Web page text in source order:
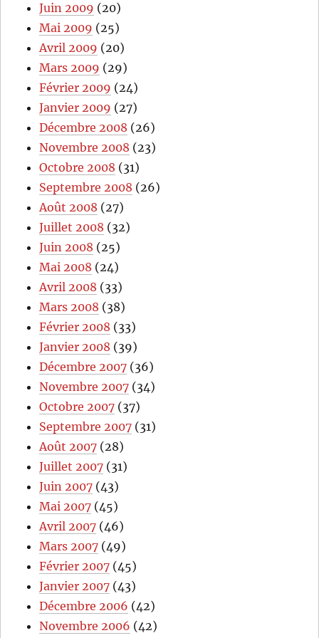
Juin 2009 (20)
Mai 2009 (25)
Avril 2009 (20)
Mars 2009 (29)
Février 2009 (24)
Janvier 2009 (27)
Décembre 2008 (26)
Novembre 2008 (23)
Octobre 2008 (31)
Septembre 2008 (26)
Août 2008 (27)
Juillet 2008 (32)
Juin 2008 (25)
Mai 2008 (24)
Avril 2008 (33)
Mars 2008 (38)
Février 2008 (33)
Janvier 2008 (39)
Décembre 2007 (36)
Novembre 2007 (34)
Octobre 2007 (37)
Septembre 2007 (31)
Août 2007 (28)
Juillet 2007 (31)
Juin 2007 (43)
Mai 2007 (45)
Avril 2007 (46)
Mars 2007 (49)
Février 2007 (45)
Janvier 2007 (43)
Décembre 2006 (42)
Novembre 2006 (42)